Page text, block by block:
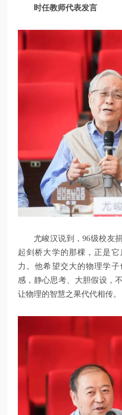
时任教师代表发言
尤峻汉说到，96级校友
起剑桥大学的那棵，正是它
力。他希望交大的物理学
感，静心思考、大胆假设，
让物理的智慧之果代代相传。